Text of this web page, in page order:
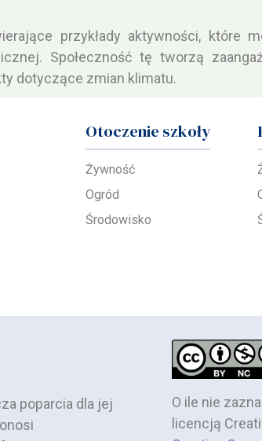
przykłady aktywności, które
Społeczność tę tworzą
dotyczące zmian klimatu.
Otoczenie szkoły
Żywność
Ogród
Środowisko
poparcia dla jej
O ile nie
licencją